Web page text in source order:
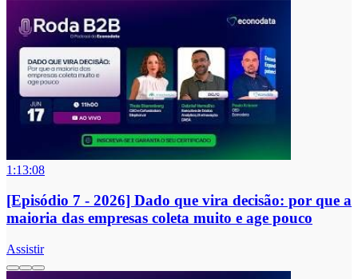
1:13:08
[Episódio 7 - 2026] Dado que vira decisão: por que a
maioria das empresas coleta muito e age pouco
Assistir